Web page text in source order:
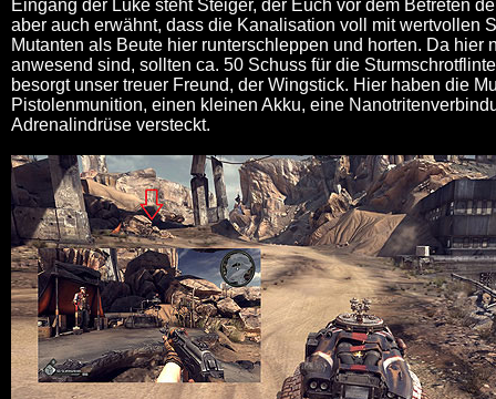
Eingang der Luke steht Steiger, der Euch vor dem Betreten
aber auch erwähnt, dass die Kanalisation voll mit wertvollen
Mutanten als Beute hier runterschleppen und horten. Da hier
anwesend sind, sollten ca. 50 Schuss für die
besorgt unser treuer Freund, der Wingstick. Hier haben die
Pistolenmunition, einen kleinen Akku, eine
Adrenalindrüse versteckt.